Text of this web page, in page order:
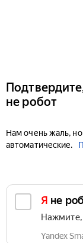
не робот
Нам очень жаль,
автоматические.
Я не
Нажмите,
Yandex